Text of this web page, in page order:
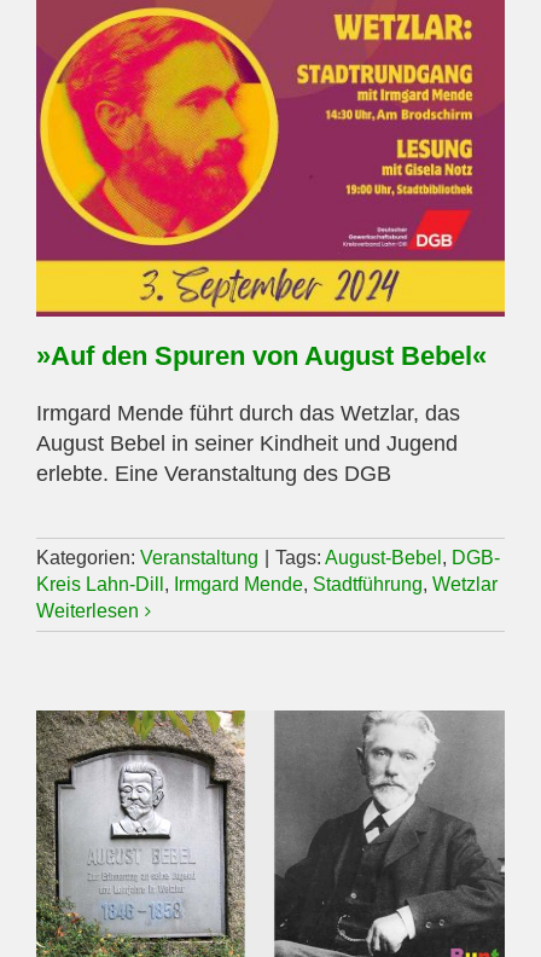
»Auf den Spuren von August Bebel«
Irmgard Mende führt durch das Wetzlar, das
August Bebel in seiner Kindheit und Jugend
erlebte. Eine Veranstaltung des DGB
Kategorien: Veranstaltung Tags: August-Bebel , DGB-
Kreis Lahn-Dill , Irmgard Mende, Stadtführung, Wetzlar
Weiterlesen